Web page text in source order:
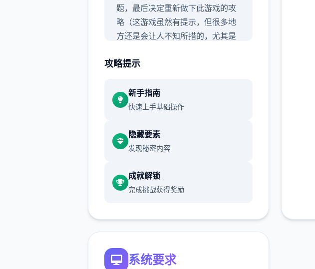
题，最后决定重新做下此游戏的攻
略（这游戏虽然有提示，但很多地
方还是会让人不知所措的，尤其是
个攻略）,玩过前面版本剧情的这次
更新主要是sakura 17号特工官网
那么开始吧：
首先进游戏剧情后先输入各种礼
包码，切记前面4个奖励礼包码只
礼包码的方法是打开背包，点手
多数人应该都有，我会把这次的礼
包码发在评论区），好多人物都有
攻略提示
新手指南
快速上手基础操作
隐藏要素
发现秘密内容
成就解锁
完成挑战获得奖励
系统要求